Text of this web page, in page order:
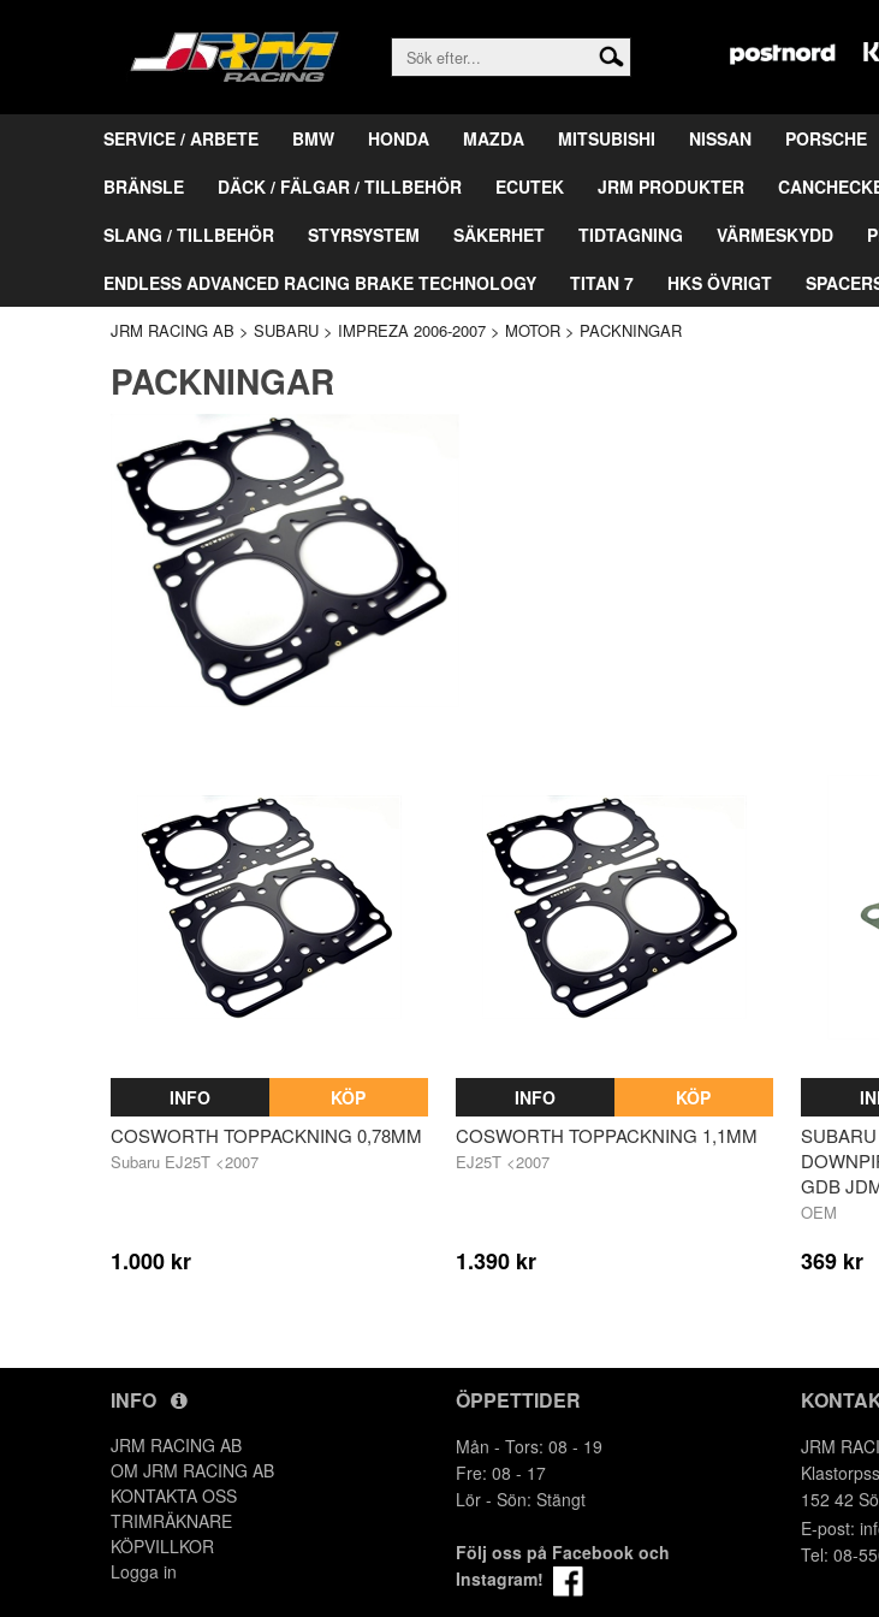
SERVICE / ARBETE BMW HONDA MAZDA MITSUBISHI NISSAN PORSCHE
BRÄNSLE
DÄCK / FÄLGAR / TILLBEHÖR ECUTEK JRM PRODUKTER
SLANG / TILLBEHÖR
STYRSYSTEM SÄKERHET TIDTAGNING VÄRMESKYDD
ENDLESS ADVANCED RACING BRAKE TECHNOLOGY
TITAN 7 HKS ÖVRIGT
JRM RACING AB > SUBARU > IMPREZA 2006-2007 > MOTOR > PACKNINGAR
PACKNINGAR
INFO KÖP
COSWORTH TOPPACKNING 0,78MM
Subaru EJ25T <2007
1.000 kr
INFO KÖP
COSWORTH TOPPACKNING 1,1MM
EJ25T <2007
1.390 kr
GDB
OEM
369 kr
INFO
JRM RACING AB
OM JRM RACING AB
KONTAKTA OSS
TRIMRÄKNARE
KÖPVILLKOR
Logga in
ÖPPETTIDER
Mån - Tors: 08 - 19
Fre: 08 - 17
Lör - Sön: Stängt
Följ oss på Facebook och
Instagram!
JRM
152 42
E-post:
Tel: 08-